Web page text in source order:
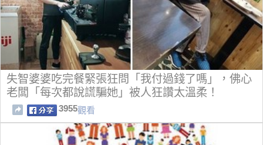
失智婆婆吃完餐緊張狂問「我付過錢了嗎」，佛心
老闆「每次都說謊騙她」被人狂讚太溫柔！
3955觀看